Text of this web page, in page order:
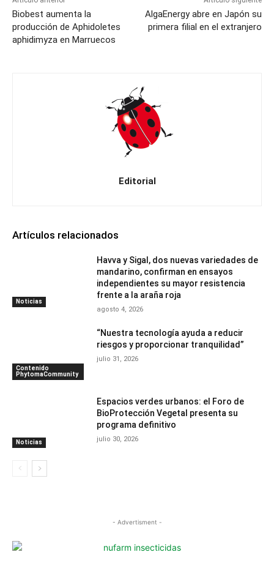
Biobest aumenta la
producción de Aphidoletes
aphidimyza en Marruecos
AlgaEnergy abre en Japón su
primera filial en el extranjero
Editorial
Artículos relacionados
Noticias
Havva y Sigal, dos nuevas variedades de
mandarino, confirman en ensayos
independientes su mayor resistencia
frente a la araña roja
agosto 4, 2026
Contenido
PhytomaCommunity
“Nuestra tecnología ayuda a reducir
riesgos y proporcionar tranquilidad”
julio 31, 2026
Noticias
Espacios verdes urbanos: el Foro de
BioProtección Vegetal presenta su
programa definitivo
julio 30, 2026
- Advertisment -